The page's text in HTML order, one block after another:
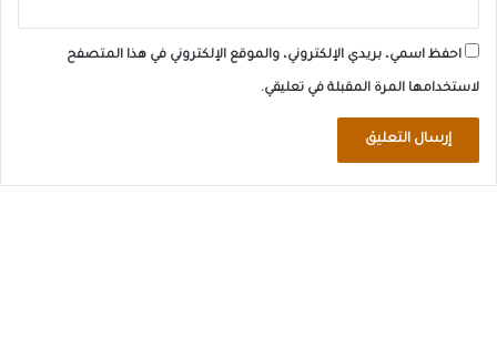
احفظ اسمي، بريدي الإلكتروني، والموقع الإلكتروني في هذا المتصفح
لاستخدامها المرة المقبلة في تعليقي.